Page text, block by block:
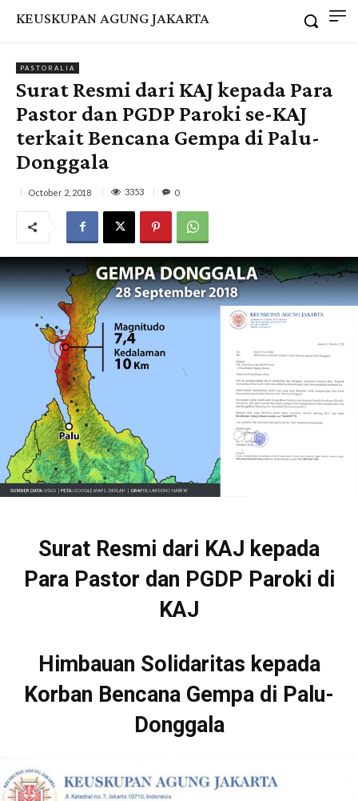
KEUSKUPAN AGUNG JAKARTA
PASTORALIA
Surat Resmi dari KAJ kepada Para
Pastor dan PGDP Paroki se-KAJ
terkait Bencana Gempa di Palu-
Donggala
October 2, 2018 3353 0
Surat Resmi dari KAJ kepada
Para Pastor dan PGDP Paroki di
KAJ
Himbauan Solidaritas kepada
Korban Bencana Gempa di Palu-
Donggala